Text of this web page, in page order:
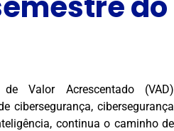
Valor Acrescentado (VAD)
cibersegurança, cibersegurança
continua o caminho de